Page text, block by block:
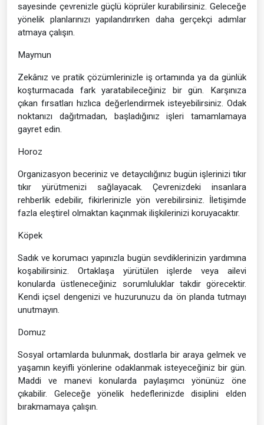
sayesinde çevrenizle güçlü köprüler kurabilirsiniz. Geleceğe
yönelik planlarınızı yapılandırırken daha gerçekçi adımlar
atmaya çalışın.
Maymun
Zekânız ve pratik çözümlerinizle iş ortamında ya da günlük
koşturmacada fark yaratabileceğiniz bir gün. Karşınıza
çıkan fırsatları hızlıca değerlendirmek isteyebilirsiniz. Odak
noktanızı dağıtmadan, başladığınız işleri tamamlamaya
gayret edin.
Horoz
Organizasyon beceriniz ve detaycılığınız bugün işlerinizi tıkır
tıkır yürütmenizi sağlayacak. Çevrenizdeki insanlara
rehberlik edebilir, fikirlerinizle yön verebilirsiniz. İletişimde
fazla eleştirel olmaktan kaçınmak ilişkilerinizi koruyacaktır.
Köpek
Sadık ve korumacı yapınızla bugün sevdiklerinizin yardımına
koşabilirsiniz. Ortaklaşa yürütülen işlerde veya ailevi
konularda üstleneceğiniz sorumluluklar takdir görecektir.
Kendi içsel dengenizi ve huzurunuzu da ön planda tutmayı
unutmayın.
Domuz
Sosyal ortamlarda bulunmak, dostlarla bir araya gelmek ve
yaşamın keyifli yönlerine odaklanmak isteyeceğiniz bir gün.
Maddi ve manevi konularda paylaşımcı yönünüz öne
çıkabilir. Geleceğe yönelik hedeflerinizde disiplini elden
bırakmamaya çalışın.